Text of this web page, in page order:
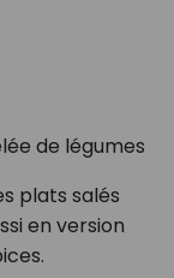
de légumes
plats salés
en version